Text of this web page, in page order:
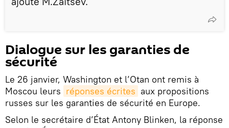
Dialogue sur les garanties de
sécurité
Le 26 janvier, Washington et l’Otan ont remis à
Moscou leurs réponses écrites aux propositions
russes sur les garanties de sécurité en Europe.
Selon le secrétaire d’État Antony Blinken, la réponse